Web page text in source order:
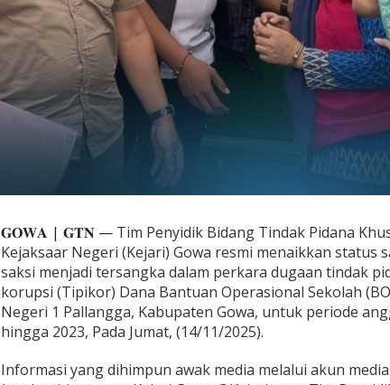
a
e
a
g
r
a
n
g
k
a
K
o
r
p
𝐆𝐎𝐖𝐀 | 𝐆𝐓𝐍 — Tim Penyidik Bidang Tindak Pidana
Kejaksaar Negeri (Kejari) Gowa resmi menaikkan status
saksi menjadi tersangka dalam perkara dugaan tindak
korupsi (Tipikor) Dana Bantuan Operasional Sekolah
Negeri 1 Pallangga, Kabupaten Gowa, untuk periode
hingga 2023, Pada Jumat, (14/11/2025).
Informasi yang dihimpun awak media melalui akun